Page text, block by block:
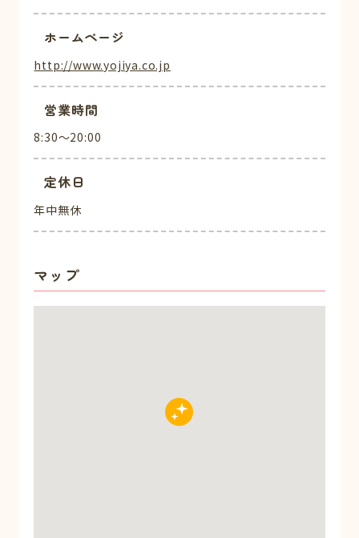
ホームページ
http://www.yojiya.co.jp
営業時間
8:30～20:00
定休日
年中無休
マップ